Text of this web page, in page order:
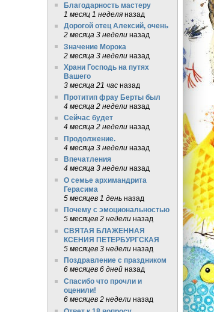
Благодарность мастеру
1 месяц 1 неделяназад
Дорогой отец Алексий, очень
2 месяца 3 неделиназад
Значение Морока
2 месяца 3 неделиназад
Храни Господь на путях
Вашего
3 месяца 21 часназад
Протитип фрау Берты был
4 месяца 2 неделиназад
Сейчас будет
4 месяца 2 неделиназад
Продолжение.
4 месяца 3 неделиназад
Впечатления
4 месяца 3 неделиназад
О семье архимандрита
Герасима
5 месяцев 1 деньназад
Почему с эмоциональностью
5 месяцев 2 неделиназад
СВЯТАЯ БЛАЖЕННАЯ
КСЕНИЯ ПЕТЕРБУРГСКАЯ
5 месяцев 3 неделиназад
Поздравление с праздником
6 месяцев 6 днейназад
Спасибо что прочли и
оценили!
6 месяцев 2 неделиназад